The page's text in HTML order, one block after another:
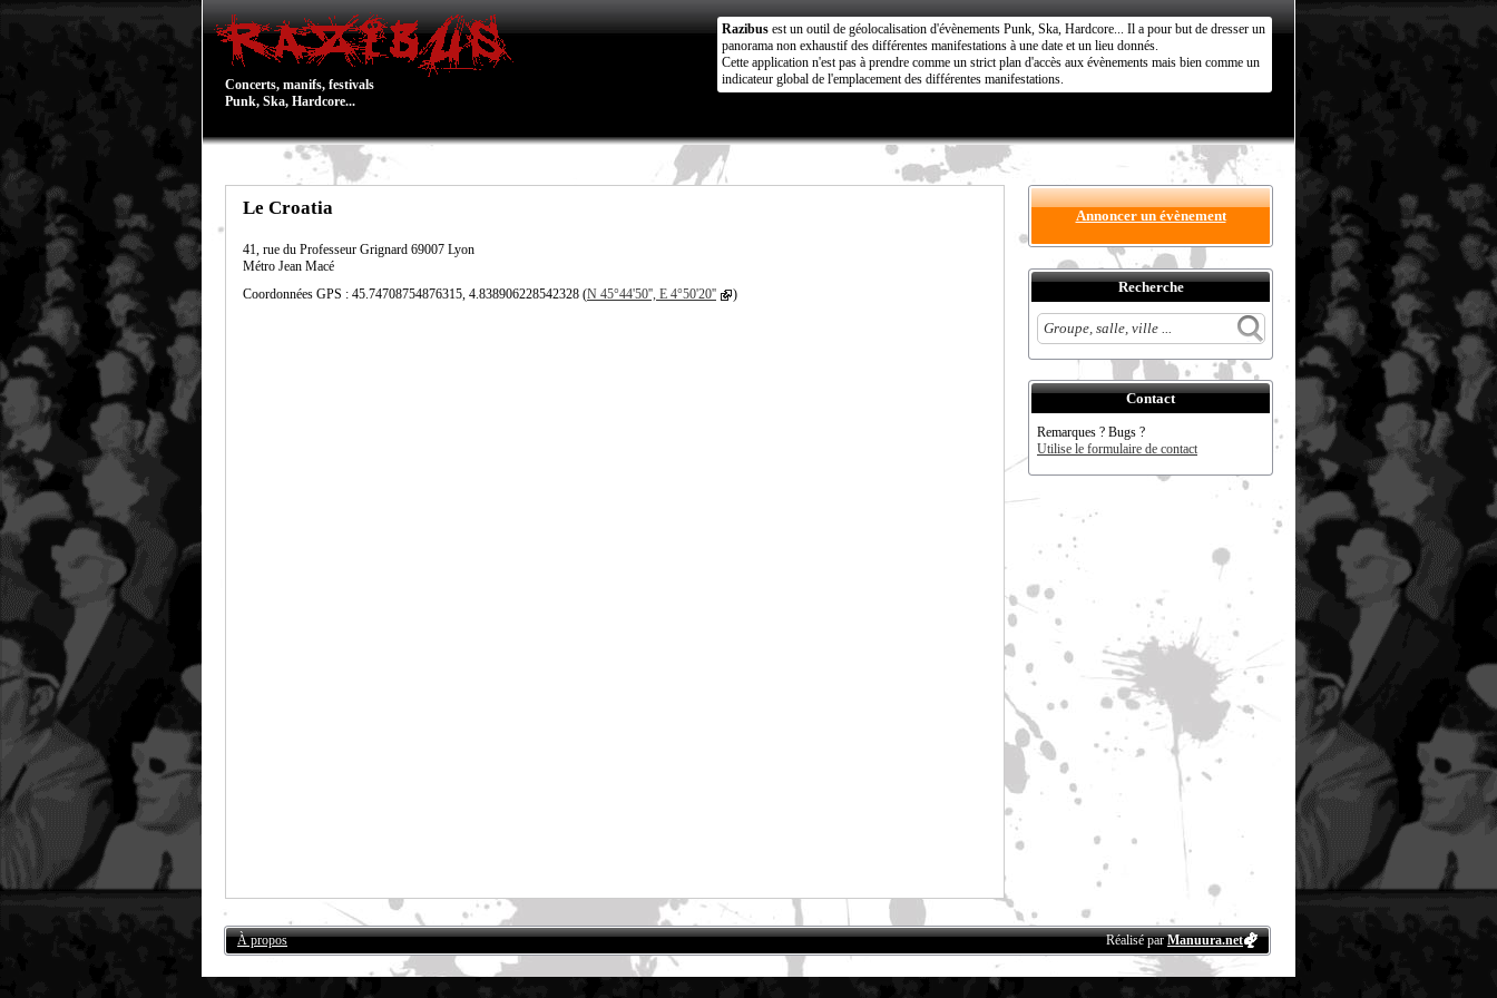
Concerts, manifs, festivals
Punk, Ska, Hardcore...
Razibus est un outil de géolocalisation d'évènements Punk, Ska, Hardcore... Il a pour but de dresser un
panorama non exhaustif des différentes manifestations à une date et un lieu donnés.
Cette application n'est pas à prendre comme un strict plan d'accès aux évènements mais bien comme un
indicateur global de l'emplacement des différentes manifestations.
Le Croatia
41, rue du Professeur Grignard 69007 Lyon
Métro Jean Macé
Coordonnées GPS : 45.74708754876315, 4.838906228542328 (N 45°44'50'', E 4°50'20'' )
Annoncer un évènement
Recherche
Contact
Remarques ? Bugs ?
Utilise le formulaire de contact
À propos Réalisé parManuura.net